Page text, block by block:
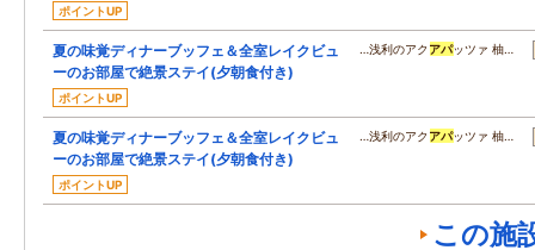
ポイントUP
夏の味覚ディナーブッフェ＆全室レイクビュ
ーのお部屋で絶景ステイ(夕朝食付き)
ポイントUP
…浅利のアクアパッツァ 柚…
夏の味覚ディナーブッフェ＆全室レイクビュ
ーのお部屋で絶景ステイ(夕朝食付き)
ポイントUP
…浅利のアクアパッツァ 柚…
この施